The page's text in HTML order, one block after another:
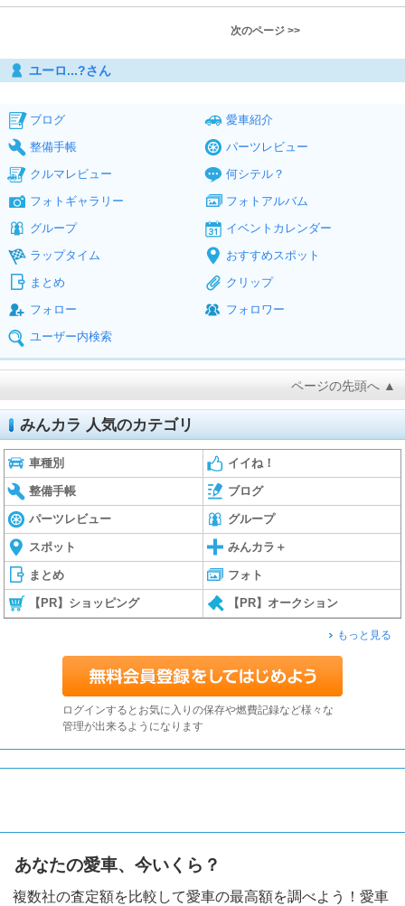
次のページ >>
ユーロ...?さん
ブログ
愛車紹介
整備手帳
パーツレビュー
クルマレビュー
何シテル？
フォトギャラリー
フォトアルバム
グループ
イベントカレンダー
ラップタイム
おすすめスポット
まとめ
クリップ
フォロー
フォロワー
ユーザー内検索
ページの先頭へ ▲
みんカラ 人気のカテゴリ
車種別 イイね！
整備手帳 ブログ
パーツレビュー グループ
スポット みんカラ＋
まとめ フォト
【PR】ショッピング 【PR】オークション
もっと見る
ログインするとお気に入りの保存や燃費記録など様々な
管理が出来るようになります
あなたの愛車、今いくら？
複数社の査定額を比較して愛車の最高額を調べよう！愛車